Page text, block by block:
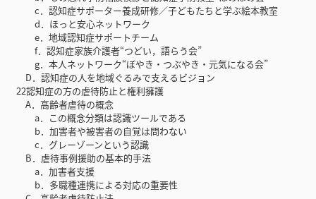
c．認知症サポーター養成研修／子どもたちと学ぶ絵本教室
d．ほっと安心ネットワーク
e．地域認知症サポートチーム
f．認知症家族介護者“つどい，語らう会”
g．本人ネットワーク“ぼやき・つぶやき・元気になる会”
D．認知症の人を地域ぐるみで支えるビジョン
22認知症の方の虐待防止と権利擁護
A．高齢者虐待の概念
a．この概念分類は認識ツールである
b．加害者や被害者の自覚は問わない
c．グレーゾーンという認識
B．虐待事例援助の基本的手法
a．加害者支援
b．多職種連携による対応の重要性